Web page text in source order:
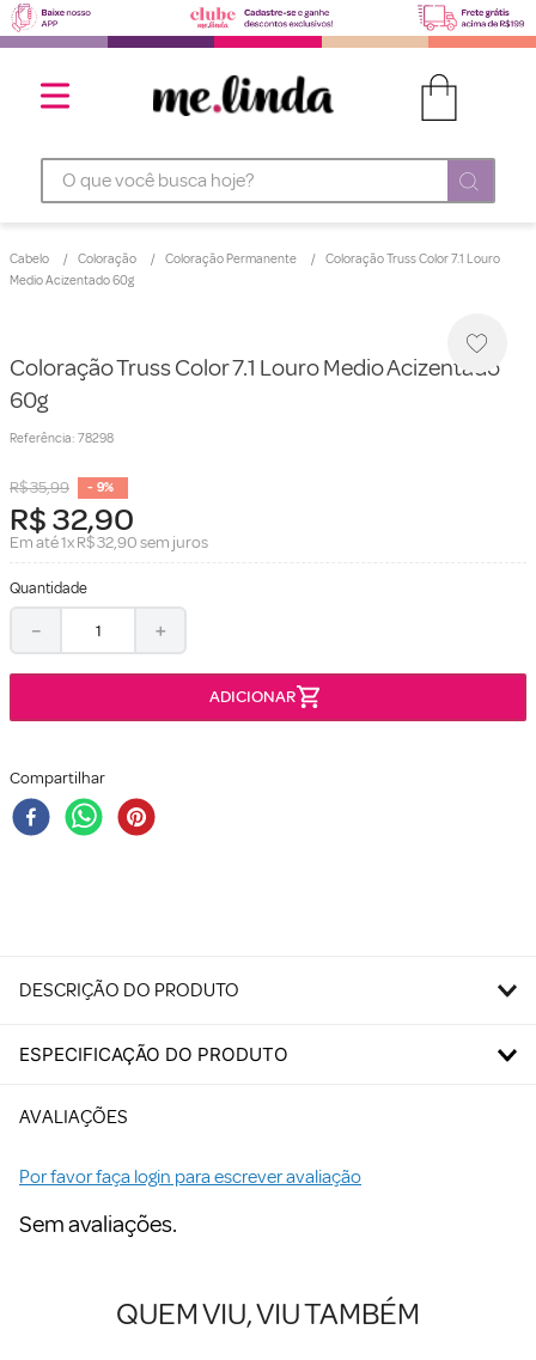
O que você busca hoje?
Cabelo Coloração Coloração Permanente
Coloração Truss Color 7.1 Louro
Medio Acizentado 60g
Coloração Truss Color 7.1 Louro Medio Acizentado
60g
Referência: 78298
R$35,99 - 9%
R$32,90
Em até1xR$32,90sem juros
Quantidade
＋
－
Compartilhar
DESCRIÇÃO DO PRODUTO
ESPECIFICAÇÃO DO PRODUTO
AVALIAÇÕES
Por favor faça login para escrever avaliação
Sem avaliações.
QUEM VIU, VIU TAMBÉM